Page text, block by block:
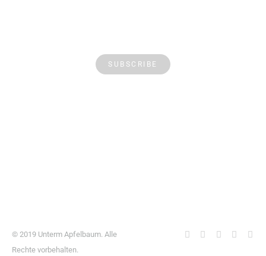
SUBSCRIBE
© 2019 Unterm Apfelbaum. Alle
Rechte vorbehalten.